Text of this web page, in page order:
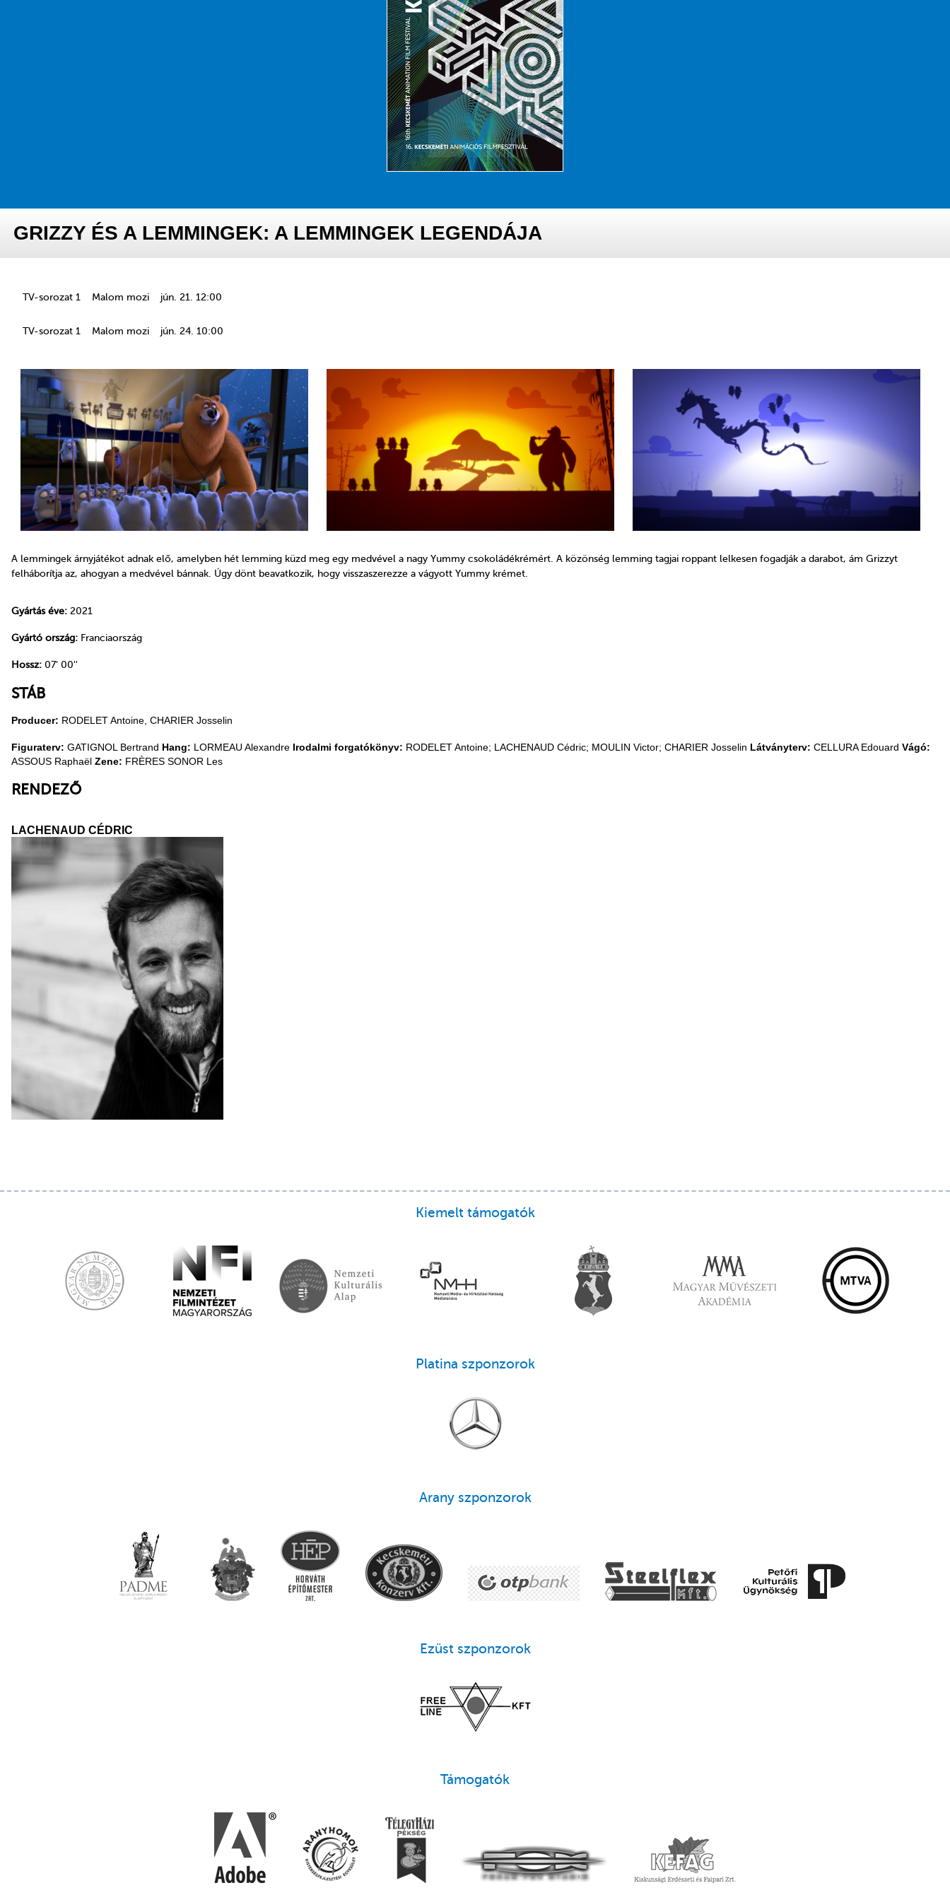
GRIZZY ÉS A LEMMINGEK: A LEMMINGEK LEGENDÁJA
TV-sorozat 1 Malom mozi jún. 21. 12:00
TV-sorozat 1 Malom mozi jún. 24. 10:00
A lemmingek árnyjátékot adnak elő, amelyben hét lemming küzd meg egy medvével a nagy Yummy csokoládékrémért. A közönség lemming tagjai roppant lelkesen fogadják a darabot, ám Grizzyt
felháborítja az, ahogyan a medvével bánnak. Úgy dönt beavatkozik, hogy visszaszerezze a vágyott Yummy krémet.
Gyártás éve: 2021
Gyártó ország: Franciaország
Hossz: 07' 00''
STÁB
Producer: RODELET Antoine, CHARIER Josselin
Figuraterv: GATIGNOL Bertrand Hang: LORMEAU Alexandre Irodalmi forgatókönyv: RODELET Antoine; LACHENAUD Cédric; MOULIN Victor; CHARIER Josselin Látványterv: CELLURA Edouard Vágó:
ASSOUS Raphaël Zene: FRÈRES SONOR Les
RENDEZŐ
LACHENAUD CÉDRIC
Kiemelt támogatók
Platina szponzorok
Arany szponzorok
Ezüst szponzorok
Támogatók